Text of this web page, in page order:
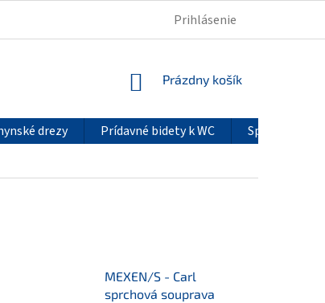
OCHRANY OSOBNÝCH ÚDAJOV REKLAMÁCIE
Prihlásenie
NÁKUPNÝ
Prázdny košík
drezy Prídavné bidety k WC
Sprchové
MEXEN/S - Carl
sprchová souprava